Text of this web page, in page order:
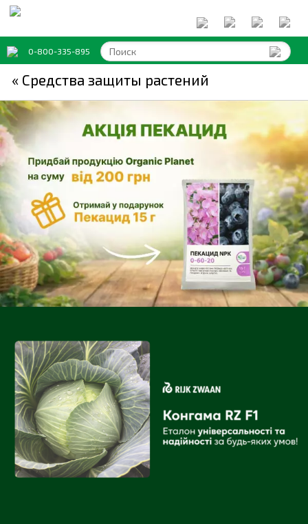
0-800-335-895
« Средства защиты растений